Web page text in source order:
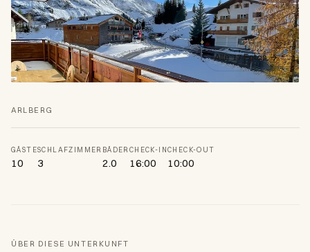
Alle 17 Fotos →
ARLBERG
GÄSTE
10
SCHLAFZIMMER
3
BÄDER
2.0
CHECK-IN
16:00
CHECK-OUT
10:00
ÜBER DIESE UNTERKUNFT